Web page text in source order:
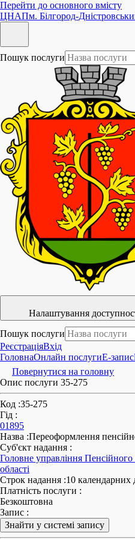
Перейти до основного вмісту
ЦНАПм. Білгород-
Пошук послуги
Налаштування
Пошук послуги
РеєстраціяВхід
ГоловнаОнлайн послугиE-запис
Повернутися на головну
Опис послуги 35-275
Код :35-275
Гід :
01895
Назва :Переоформлення
Суб'єкт надання :
Головне управління
області
Строк надання :10 календарних
Платність послуги :
Безкоштовна
Запис :
Знайти у системі запису